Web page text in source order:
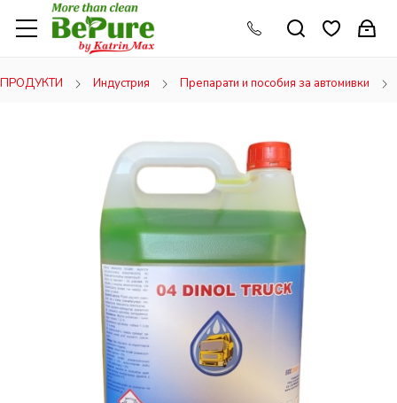
ПРОДУКТИ Индустрия Препарати и пособия за автомивки